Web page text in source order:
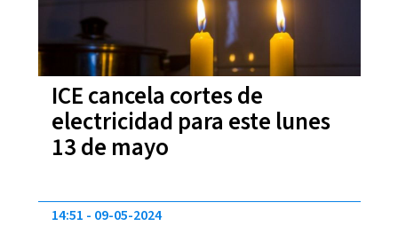
ICE cancela cortes de
electricidad para este lunes
13 de mayo
14:51 09-05-2024